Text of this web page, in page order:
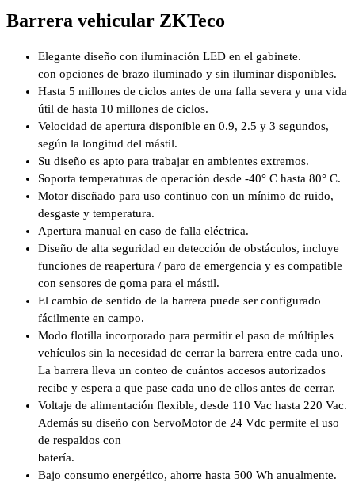
Barrera vehicular ZKTeco
Elegante diseño con iluminación LED en el gabinete.
con opciones de brazo iluminado y sin iluminar disponibles.
Hasta 5 millones de ciclos antes de una falla severa y una vida
útil de hasta 10 millones de ciclos.
Velocidad de apertura disponible en 0.9, 2.5 y 3 segundos,
según la longitud del mástil.
Su diseño es apto para trabajar en ambientes extremos.
Soporta temperaturas de operación desde -40° C hasta 80° C.
Motor diseñado para uso continuo con un mínimo de ruido,
desgaste y temperatura.
Apertura manual en caso de falla eléctrica.
Diseño de alta seguridad en detección de obstáculos, incluye
funciones de reapertura / paro de emergencia y es compatible
con sensores de goma para el mástil.
El cambio de sentido de la barrera puede ser configurado
fácilmente en campo.
Modo flotilla incorporado para permitir el paso de múltiples
vehículos sin la necesidad de cerrar la barrera entre cada uno.
La barrera lleva un conteo de cuántos accesos autorizados
recibe y espera a que pase cada uno de ellos antes de cerrar.
Voltaje de alimentación flexible, desde 110 Vac hasta 220 Vac.
Además su diseño con ServoMotor de 24 Vdc permite el uso
de respaldos con
batería.
Bajo consumo energético, ahorre hasta 500 Wh anualmente.